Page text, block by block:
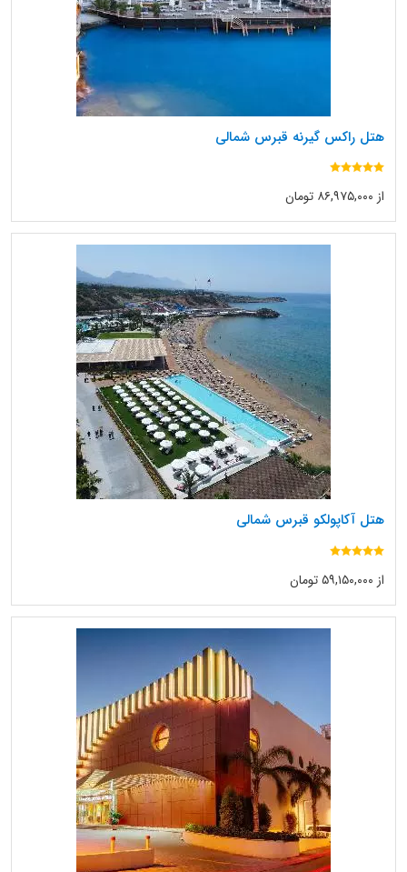
هتل راکس گیرنه قبرس شمالی
از ۸۶,۹۷۵,۰۰۰ تومان
هتل آکاپولکو قبرس شمالی
از ۵۹,۱۵۰,۰۰۰ تومان